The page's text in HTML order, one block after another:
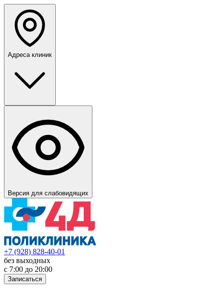
Адреса клиник
Версия для слабовидящих
+7 (928) 828-40-01
без выходных
с 7:00 до 20:00
Записаться